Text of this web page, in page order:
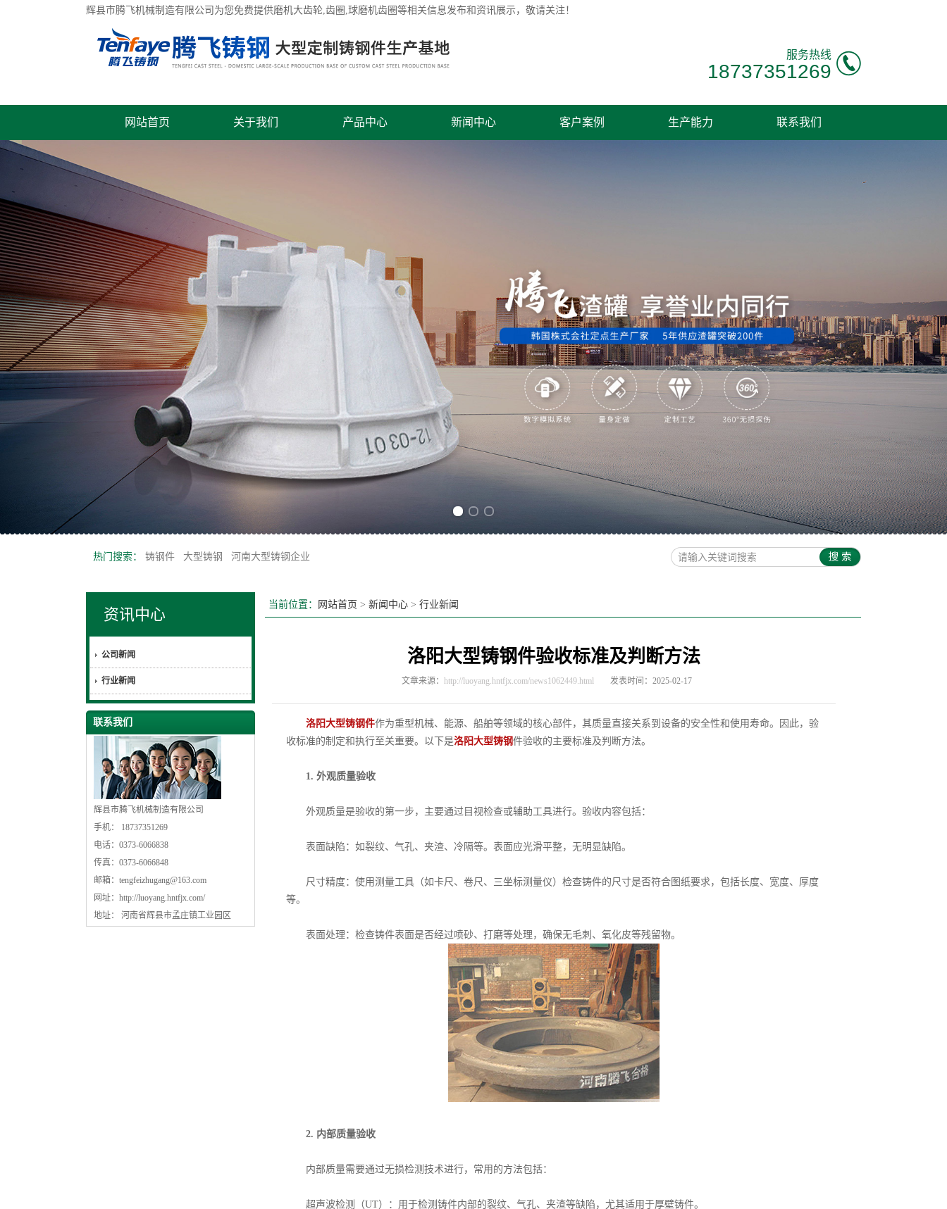
辉县市腾飞机械制造有限公司为您免费提供磨机大齿轮,齿圈,球磨机齿圈等相关信息发布和资讯展示，敬请关注！
服务热线
18737351269
网站首页 关于我们 产品中心 新闻中心 客户案例 生产能力 联系我们
热门搜索： 铸钢件 大型铸钢 河南大型铸钢企业
资讯中心
公司新闻
行业新闻
联系我们
辉县市腾飞机械制造有限公司
手机： 18737351269
电话：0373-6066838
传真：0373-6066848
邮箱： tengfeizhugang@163.com
网址： http://luoyang.hntfjx.com/
地址： 河南省辉县市孟庄镇工业园区
当前位置： 网站首页 > 新闻中心 > 行业新闻
洛阳大型铸钢件验收标准及判断方法
文章来源： http://luoyang.hntfjx.com/news1062449.html 发表时间：2025-02-17
洛阳大型铸钢件作为重型机械、能源、船舶等领域的核心部件，其质量直接关系到设备的安全性和使用寿命。因此，验
收标准的制定和执行至关重要。以下是洛阳大型铸钢件验收的主要标准及判断方法。
1. 外观质量验收
外观质量是验收的第一步，主要通过目视检查或辅助工具进行。验收内容包括：
表面缺陷：如裂纹、气孔、夹渣、冷隔等。表面应光滑平整，无明显缺陷。
尺寸精度：使用测量工具（如卡尺、卷尺、三坐标测量仪）检查铸件的尺寸是否符合图纸要求，包括长度、宽度、厚度
等。
表面处理：检查铸件表面是否经过喷砂、打磨等处理，确保无毛刺、氧化皮等残留物。
2. 内部质量验收
内部质量需要通过无损检测技术进行，常用的方法包括：
超声波检测（UT）：用于检测铸件内部的裂纹、气孔、夹渣等缺陷，尤其适用于厚壁铸件。